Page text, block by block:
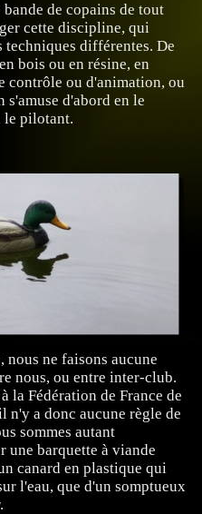
de copains de tout
cette discipline, qui
techniques différentes. De
bois ou en résine, en
contrôle ou d'animation, ou
s'amuse d'abord en le
le pilotant.
nous ne faisons aucune
nous, ou entre inter-club.
la Fédération de France de
a donc aucune règle de
sommes autant
une barquette à viande
canard en plastique qui
l'eau, que d'un somptueux